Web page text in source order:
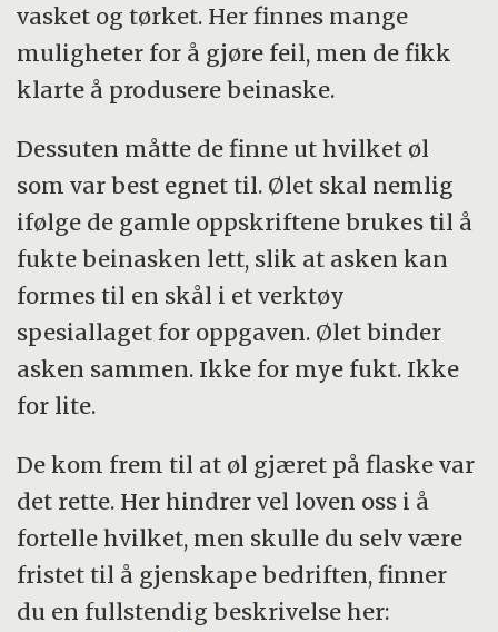
vasket og tørket. Her finnes mange
muligheter for å gjøre feil, men de fikk
klarte å produsere beinaske.
Dessuten måtte de finne ut hvilket øl
som var best egnet til. Ølet skal nemlig
ifølge de gamle oppskriftene brukes til å
fukte beinasken lett, slik at asken kan
formes til en skål i et verktøy
spesiallaget for oppgaven. Ølet binder
asken sammen. Ikke for mye fukt. Ikke
for lite.
De kom frem til at øl gjæret på flaske var
det rette. Her hindrer vel loven oss i å
fortelle hvilket, men skulle du selv være
fristet til å gjenskape bedriften, finner
du en fullstendig beskrivelse her: